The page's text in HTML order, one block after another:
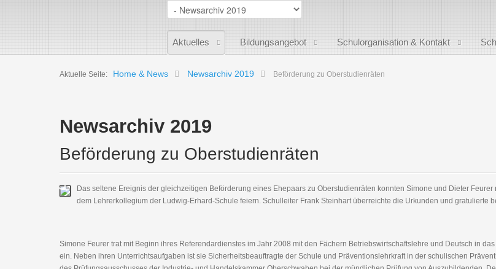
Aktuelles Bildungsangebot Schulorganisation & Kontakt
Aktuelle Seite: Home & News Newsarchiv 2019 Beförderung zu Oberstudienräten
Newsarchiv 2019
Beförderung zu Oberstudienräten
Das seltene Ereignis der gleichzeitigen Beförderung eines Ehepaars zu Oberstudienräten konnten Simone und Dieter Feurer
dem Lehrerkollegium der Ludwig-Erhard-Schule feiern. Schulleiter Frank Steinhart überreichte die Urkunden und gratulierte
Simone Feurer trat mit Beginn ihres Referendardienstes im Jahr 2008 mit den Fächern Betriebswirtschaftslehre und Deutsch in
ein. Neben ihren Unterrichtsaufgaben ist sie Sicherheitsbeauftragte der Schule und Präventionslehrkraft in der schulischen